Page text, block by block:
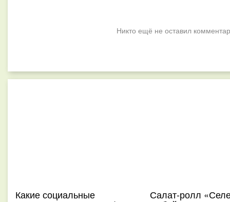
Никто ещё не оставил
Какие социальные Салат-ролл